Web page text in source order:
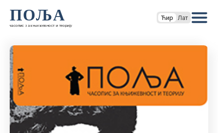
ПОЉА
часопис за књижевност и теорију
Ћир Лат